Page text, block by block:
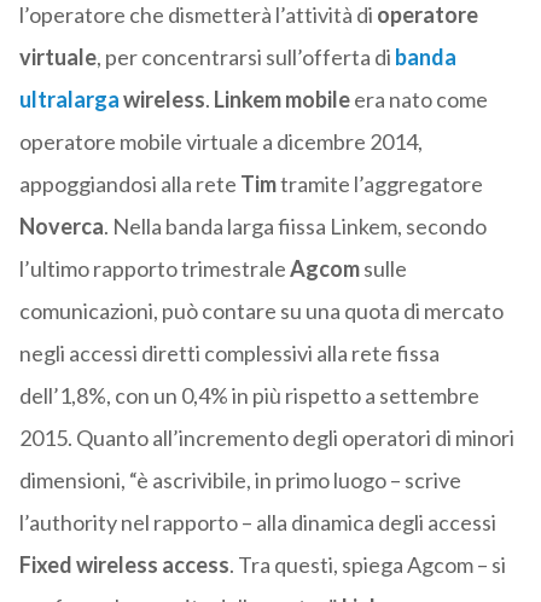
l’operatore che dismetterà l’attività di operatore
virtuale, per concentrarsi sull’offerta di banda
ultralargawireless. Linkem mobileera nato come
operatore mobile virtuale a dicembre 2014,
appoggiandosi alla rete Timtramite l’aggregatore
Noverca. Nella banda larga fiissa Linkem, secondo
l’ultimo rapporto trimestraleAgcomsulle
comunicazioni, può contare su una quota di mercato
negli accessi diretti complessivi alla rete fissa
dell’1,8%, con un 0,4% in più rispetto a settembre
2015. Quanto all’incremento degli operatori di minori
dimensioni, “è ascrivibile, in primo luogo – scrive
l’authority nel rapporto – alla dinamica degli accessi
Fixed wireless access. Tra questi, spiega Agcom – si